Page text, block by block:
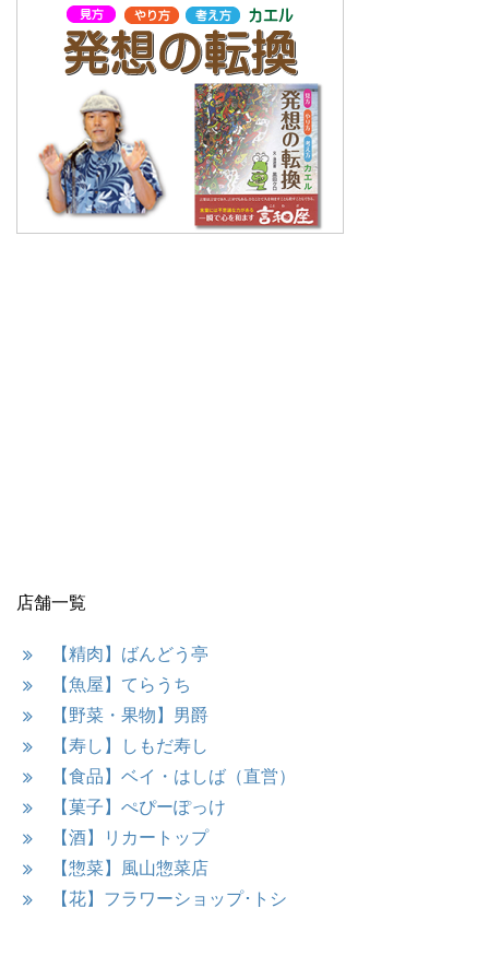
店舗一覧
【精肉】ばんどう亭
【魚屋】てらうち
【野菜・果物】男爵
【寿し】しもだ寿し
【食品】ベイ・はしば（直営）
【菓子】ぺぴーぽっけ
【酒】リカートップ
【惣菜】風山惣菜店
【花】フラワーショップ･トシ